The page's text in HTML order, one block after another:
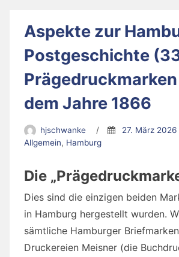
Aspekte zur
Postgeschichte
dem Jahre 1866
hjschwanke / 27. März 2026
Allgemein, Hamburg
Die
Dies sind die einzigen beiden
in Hamburg hergestellt wurden.
sämtliche Hamburger
Druckereien Meisner (die